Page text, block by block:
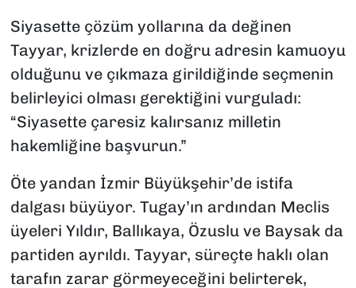
Siyasette çözüm yollarına da değinen
Tayyar, krizlerde en doğru adresin kamuoyu
olduğunu ve çıkmaza girildiğinde seçmenin
belirleyici olması gerektiğini vurguladı:
“Siyasette çaresiz kalırsanız milletin
hakemliğine başvurun.”
Öte yandan İzmir Büyükşehir’de istifa
dalgası büyüyor. Tugay’ın ardından Meclis
üyeleri Yıldır, Ballıkaya, Özuslu ve Baysak da
partiden ayrıldı. Tayyar, süreçte haklı olan
tarafın zarar görmeyeceğini belirterek,